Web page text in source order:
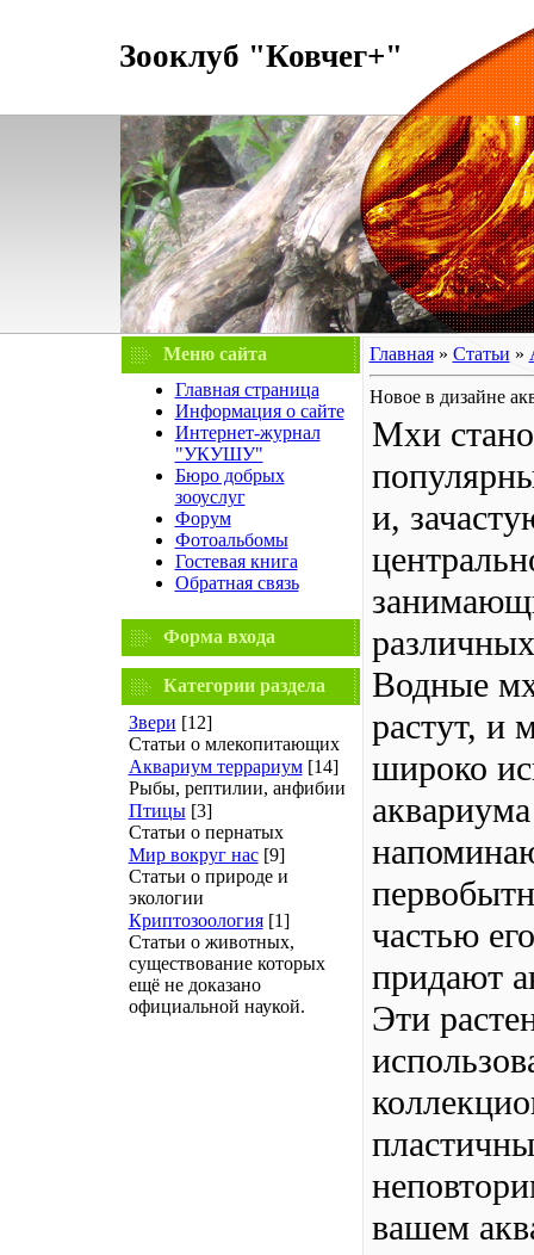
Зооклуб "Ковчег+"
Меню сайта
Главная страница
Информация о сайте
Интернет-журнал
"УКУШУ"
Бюро добрых
зооуслуг
Форум
Фотоальбомы
Гостевая книга
Обратная связь
Форма входа
Категории раздела
Звери [12]
Статьи о млекопитающих
Аквариум террариум [14]
Рыбы, рептилии, анфибии
Птицы [3]
Статьи о пернатых
Мир вокруг нас [9]
Статьи о природе и
экологии
Криптозоология [1]
Статьи о животных,
существование которых
ещё не доказано
официальной наукой.
Главная» Статьи »
Новое в дизайне
Мхи
и,
Водные
растут, и
широко
частью
придают
Эти
вашем